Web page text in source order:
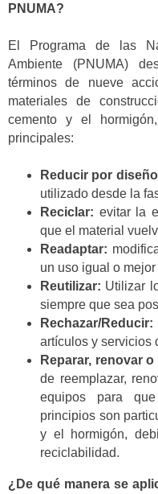
PNUMA?
El Programa de las
Ambiente (PNUMA)
términos de nueve
materiales de
cemento y el
principales:
Reducir por
utilizado desde la
Reciclar: evitar la
que el material
Readaptar:
un uso igual o
Reutilizar: Utilizar
siempre que sea
Rechazar/Reducir:
artículos y servicios
Reparar, renovar
de reemplazar,
equipos para
principios son
y el hormigón,
reciclabilidad.
¿De qué manera se